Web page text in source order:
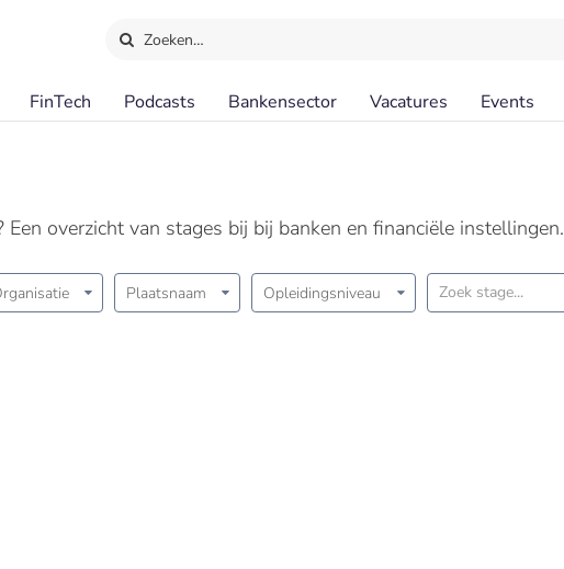
Zoeken…
FinTech Podcasts Bankensector Vacatures Events
Een overzicht van stages bij bij banken en financiële instellingen.
Plaatsnaam Opleidingsniveau